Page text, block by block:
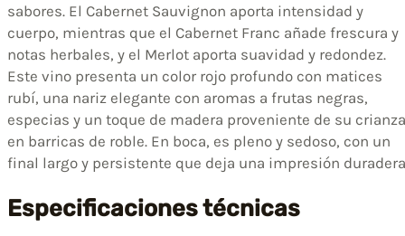
sabores. El Cabernet Sauvignon aporta intensidad y
cuerpo, mientras que el Cabernet Franc añade frescura y
notas herbales, y el Merlot aporta suavidad y redondez.
Este vino presenta un color rojo profundo con matices
rubí, una nariz elegante con aromas a frutas negras,
especias y un toque de madera proveniente de su crianza
en barricas de roble. En boca, es pleno y sedoso, con un
final largo y persistente que deja una impresión
Especificaciones técnicas